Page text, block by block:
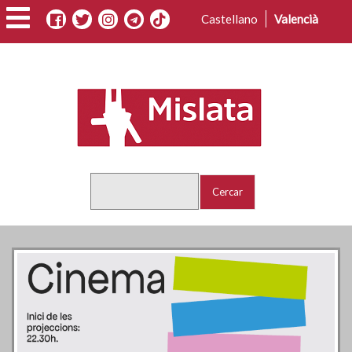
Vés
al
contingut
Castellano Valencià